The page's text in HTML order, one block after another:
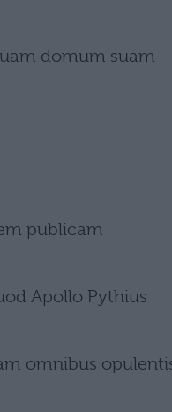
domum suam
publicam
Apollo Pythius
omnibus